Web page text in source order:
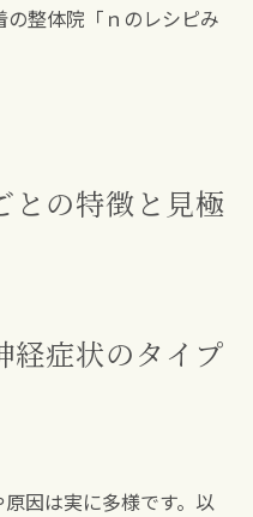
整体院「ｎのレシピみ
との特徴と見極
経症状のタイプ
因は実に多様です。以